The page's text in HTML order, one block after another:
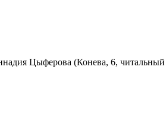
Цыферова (Конева, 6, читальный